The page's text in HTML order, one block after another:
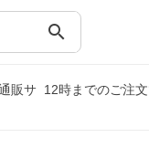
search
販サ 12時までのご注